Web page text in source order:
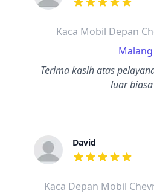
dari ulasan
Kaca Mobil Depan
Malang
Terima kasih atas
luar biasa
David
dari ulasan
Kaca Depan Mobil